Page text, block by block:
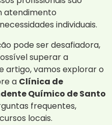
atendimento
individuais.
pode ser desafiadora,
superar a
artigo, vamos explorar o
a Clínica de
Químico de Santo
frequentes,
locais.